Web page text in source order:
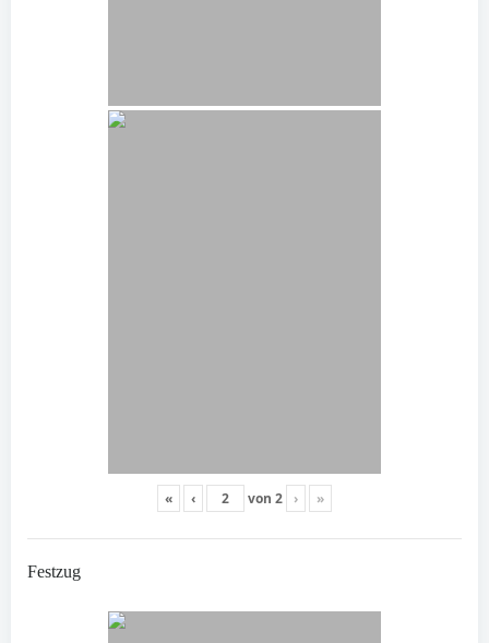
« ‹ von 2 › »
Festzug